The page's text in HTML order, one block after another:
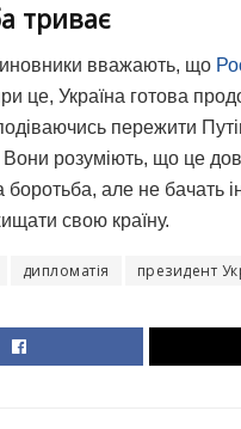
триває
вважають, що
це, Україна готова
пережити
Вони розуміють, що це
але не бачать
свою країну.
дипломатія президент